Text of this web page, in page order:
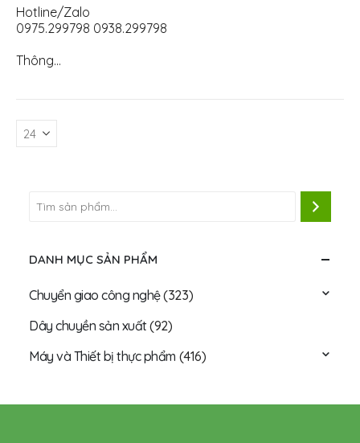
Hotline/Zalo
0975.299798 0938.299798
Thông…
DANH MỤC SẢN PHẨM
Chuyển giao công nghệ(323)
Dây chuyền sản xuất(92)
Máy và Thiết bị thực phẩm (416)